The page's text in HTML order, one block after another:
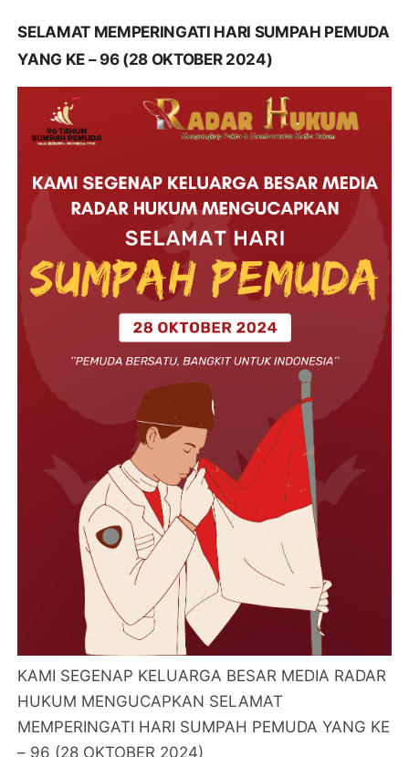
SELAMAT MEMPERINGATI HARI SUMPAH PEMUDA
YANG KE – 96 (28 OKTOBER 2024)
KAMI SEGENAP KELUARGA BESAR MEDIA RADAR
HUKUM MENGUCAPKAN SELAMAT
MEMPERINGATI HARI SUMPAH PEMUDA YANG KE
– 96 (28 OKTOBER 2024)